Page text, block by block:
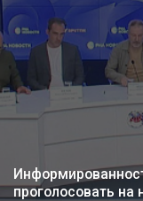
проголосовать на